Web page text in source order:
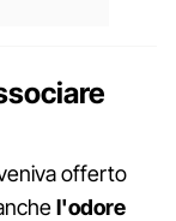
offerto
l'odore